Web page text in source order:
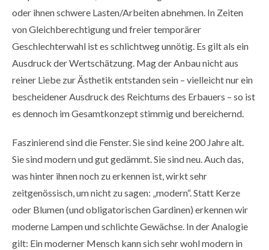
oder ihnen schwere Lasten/Arbeiten abnehmen. In Zeiten
von Gleichberechtigung und freier temporärer
Geschlechterwahl ist es schlichtweg unnötig. Es gilt als ein
Ausdruck der Wertschätzung. Mag der Anbau nicht aus
reiner Liebe zur Ästhetik entstanden sein – vielleicht nur ein
bescheidener Ausdruck des Reichtums des Erbauers – so ist
es dennoch im Gesamtkonzept stimmig und bereichernd.
Faszinierend sind die Fenster. Sie sind keine 200 Jahre alt.
Sie sind modern und gut gedämmt. Sie sind neu. Auch das,
was hinter ihnen noch zu erkennen ist, wirkt sehr
zeitgenössisch, um nicht zu sagen: „modern“. Statt Kerze
oder Blumen (und obligatorischen Gardinen) erkennen wir
moderne Lampen und schlichte Gewächse. In der Analogie
gilt: Ein moderner Mensch kann sich sehr wohl modern in